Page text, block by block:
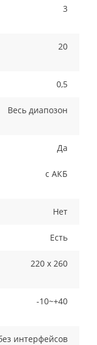
3
20
0,5
Весь диапозон
Да
с АКБ
Нет
Есть
220 х 260
-10~+40
интерфейсов